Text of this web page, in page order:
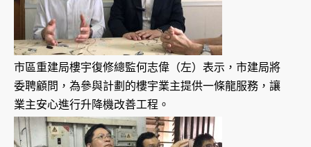
市區重建局樓宇復修總監何志偉（左）表示，市建局將
委聘顧問，為參與計劃的樓宇業主提供一條龍服務，讓
業主安心進行升降機改善工程。